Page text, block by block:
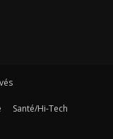
Santé/Hi-Tech